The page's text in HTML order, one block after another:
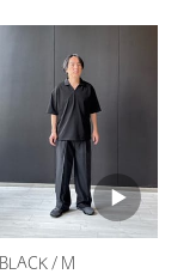
BLACK / M